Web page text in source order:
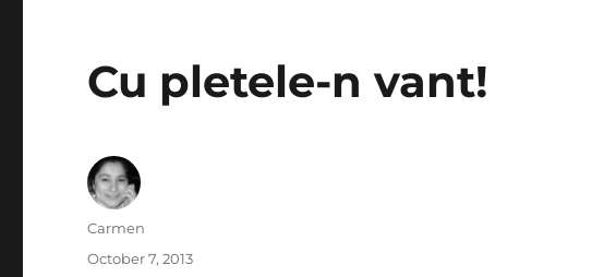
Cu pletele-n vant!
Author
Carmen
Posted
October 7, 2013